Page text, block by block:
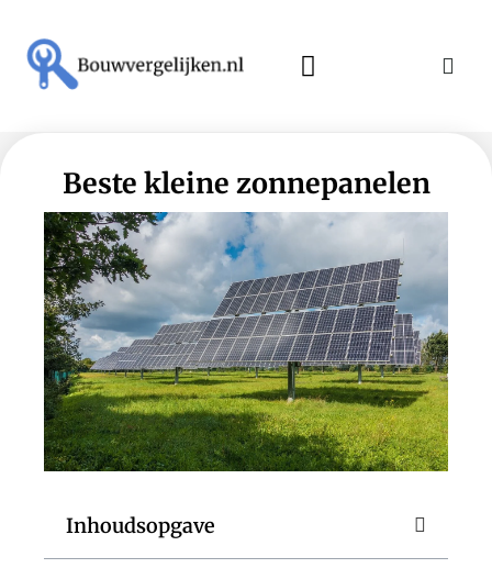
Beste kleine zonnepanelen
Inhoudsopgave